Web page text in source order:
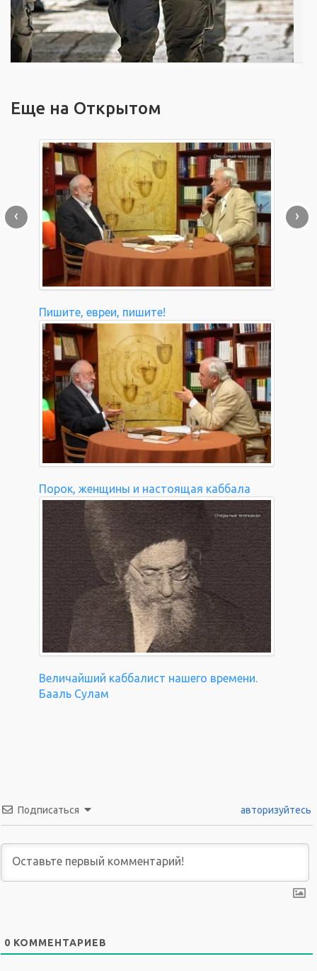
Еще на Открытом
Пишите, евреи, пишите!
Порок, женщины и настоящая каббала
Величайший каббалист нашего времени.
Бааль Сулам
‹ ›
Подписаться авторизуйтесь
0 КОММЕНТАРИЕВ